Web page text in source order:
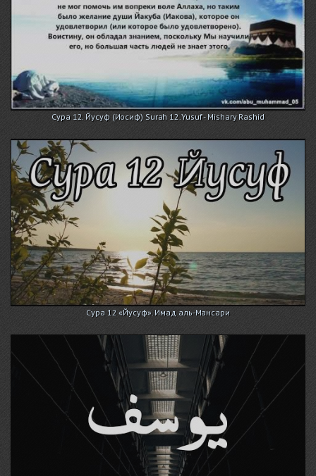
Сура 12. Йусуф (Иосиф) Surah 12.Yusuf - Mishary Rashid
Сура 12 «Йусуф». Имад аль-Мансари